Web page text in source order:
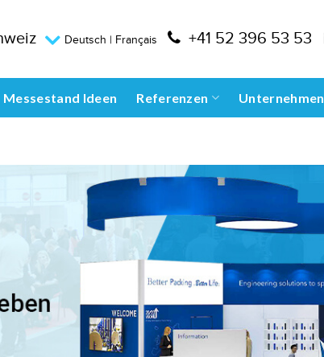
Deutsch | Français +41 52 396 53 53
Messestand Ideen Referenzen Unternehmen